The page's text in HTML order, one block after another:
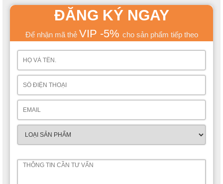
ĐĂNG KÝ NGAY
Để nhận mã thẻ VIP -5% cho sản phẩm tiếp theo